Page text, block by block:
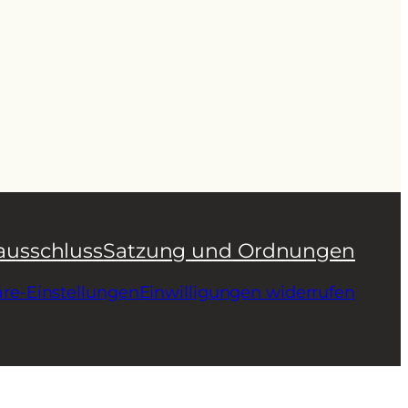
Satzung und Ordnungen
EinstellungenEinwilligungen widerrufen